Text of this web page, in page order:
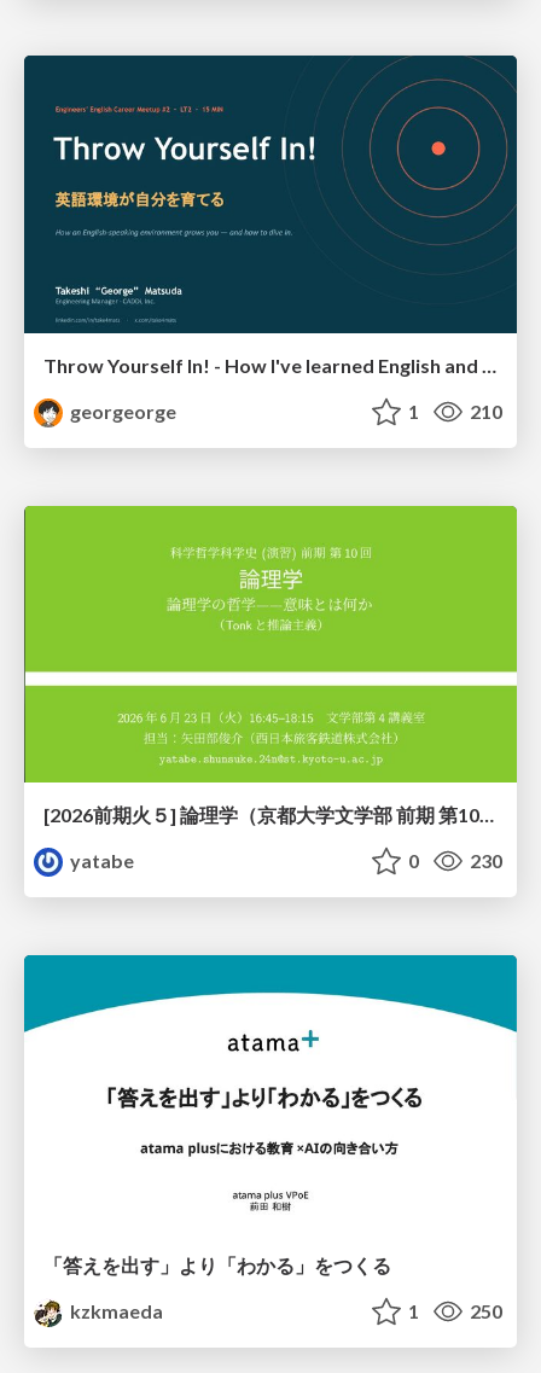
Throw Yourself In! - How I've learned English and What I'm Facing
georgeorge
1 210
[2026前期火５] 論理学（京都大学文学部 前期 第10回）「論理学の哲学——意味とは何か（Tonkと推論主義）」
yatabe
0 230
「答えを出す」より「わかる」をつくる
kzkmaeda
1 250